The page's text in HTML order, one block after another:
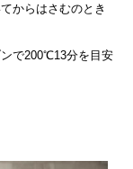
からはさむのとき
で200℃13分を目安